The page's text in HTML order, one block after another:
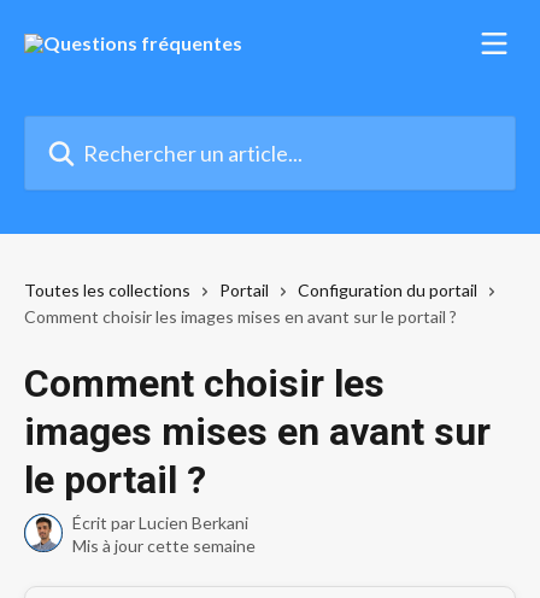
Toutes les collections Portail
Configuration du portail
Comment choisir les images mises en avant sur le portail ?
Comment choisir les
images mises en avant sur
le portail ?
Écrit parLucien Berkani
Mis à jour cette semaine